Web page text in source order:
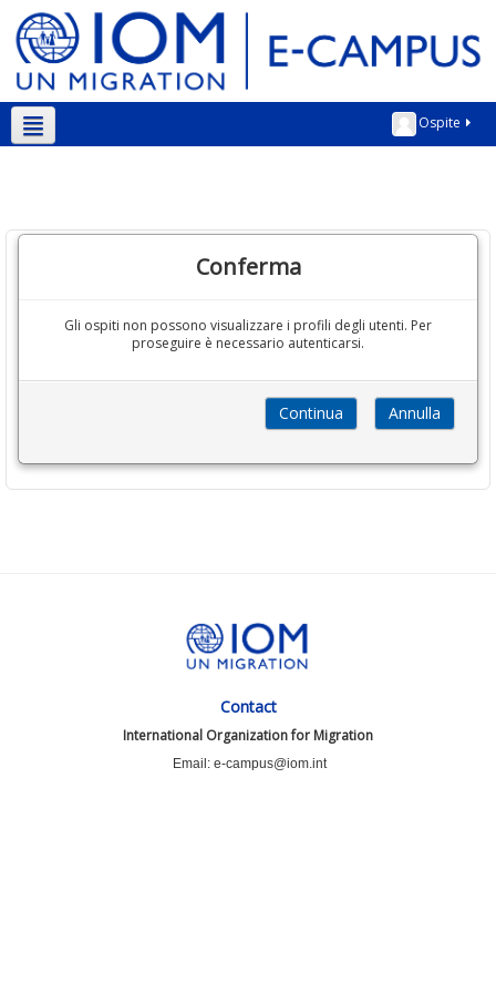
Ospite
Conferma
Gli ospiti non possono visualizzare i profili degli utenti. Per
proseguire è necessario autenticarsi.
Contact
International Organization for Migration
Email: e-campus@iom.int